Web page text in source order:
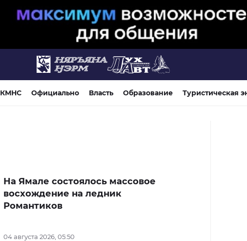
КМНС Официально Власть Образование Туристическая
На Ямале состоялось массовое
восхождение на ледник
Романтиков
04 августа 2026, 05:50